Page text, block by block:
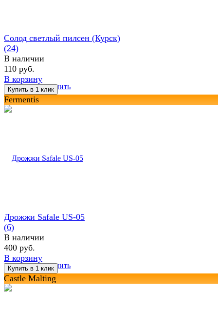
избранное сравнить
Солод светлый пилсен (Курск)
(24)
В наличии
110 руб.
В корзину
Fermentis
избранное сравнить
Дрожжи Safale US-05
(6)
В наличии
400 руб.
В корзину
Castle Malting